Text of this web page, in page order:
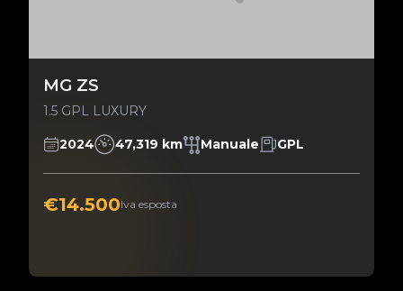
MG ZS
1.5 GPL LUXURY
2024 47,319 km Manuale GPL
€14.500Iva esposta